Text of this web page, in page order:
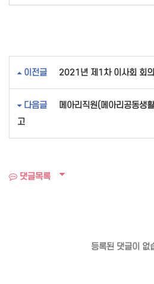
이전글 2021년 제1차 이사회 회
다음글
메아리직원(메아리공동생
고
댓글목록
등록된 댓글이 없